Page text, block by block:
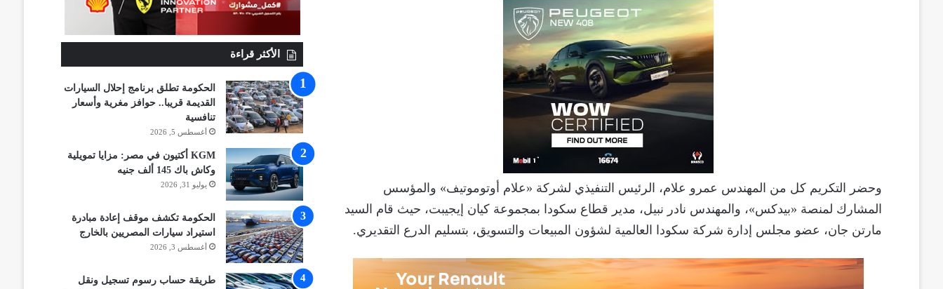
وحضر التكريم كل من المهندس عمرو علام، الرئيس التنفيذي لشركة «علام أوتوموتيف» والمؤسس
المشارك لمنصة «بيدكس»، والمهندس نادر نبيل، مدير قطاع سكودا بمجموعة كيان إيجيبت، حيث قام السيد
مارتن جان، عضو مجلس إدارة شركة سكودا العالمية لشؤون المبيعات والتسويق، بتسليم الدرع التقديري.
الأكثر قراءة
الحكومة تطلق برنامج إحلال السيارات
القديمة قريبا.. حوافز مغرية وأسعار
تنافسية
أغسطس 5, 2026
KGM أكتيون في مصر: مزايا تمويلية
وكاش باك 145 ألف جنيه
يوليو 31, 2026
الحكومة تكشف موقف إعادة مبادرة
استيراد سيارات المصريين بالخارج
أغسطس 3, 2026
طريقة حساب رسوم تسجيل ونقل